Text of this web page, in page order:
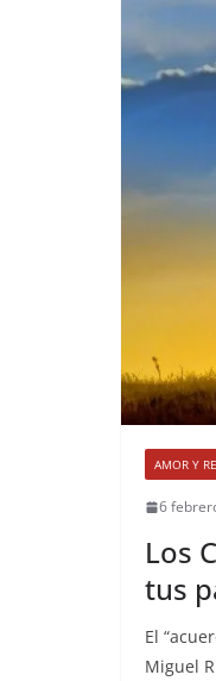
AMOR Y
6
Los
tus
El
Miguel